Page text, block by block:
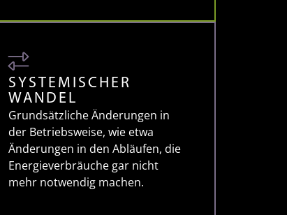
SYSTEMISCHER
WANDEL
Grundsätzliche Änderungen in
der Betriebsweise, wie etwa
Änderungen in den Abläufen, die
Energieverbräuche gar nicht
mehr notwendig machen.